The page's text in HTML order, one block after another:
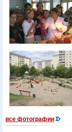
все фотографии